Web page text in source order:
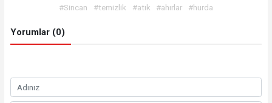
#Sincan #temizlik #atık #ahırlar #hurda
Yorumlar (0)